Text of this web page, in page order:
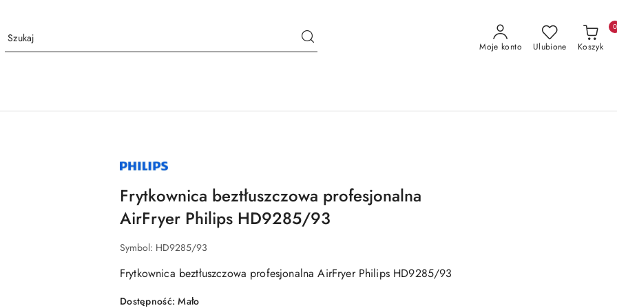
Moje konto Ulubione Koszyk
0
NAZWA
PRODUCENTA:
Frytkownica beztłuszczowa profesjonalna
AirFryer Philips HD9285/93
Symbol: HD9285/93
Frytkownica beztłuszczowa profesjonalna AirFryer Philips HD9285/93
Dostępność:Mało